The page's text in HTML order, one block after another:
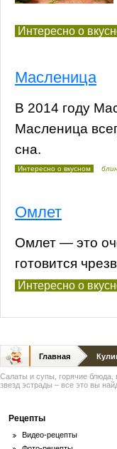
Интересно о
Масленица
В 2014 году
Масленица
сна.
Интересно о вкусном
Омлет
Омлет — это
готовится
Интересно о
Главная
Салаты и супы, горячие блюда,
звезд эстрады – все это вы
Рецепты
Видео-рецепты